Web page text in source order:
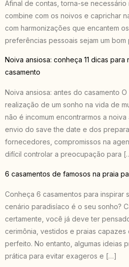
Afinal de contas, torna-se necessário
combine com os noivos e caprichar
com harmonizações que encantem
preferências pessoais sejam um
Noiva ansiosa: conheça 11 dicas para
casamento
Noiva ansiosa: antes do casamento
realização de um sonho na vida de
não é incomum encontrarmos a
envio do save the date e dos
fornecedores, compromissos na
difícil controlar a preocupação para
6 casamentos de famosos na praia
Conheça 6 casamentos para inspirar
cenário paradisíaco é o seu sonho?
certamente, você já deve ter
cerimônia, vestidos e praias
perfeito. No entanto, algumas ideias
prática para evitar exageros e […]